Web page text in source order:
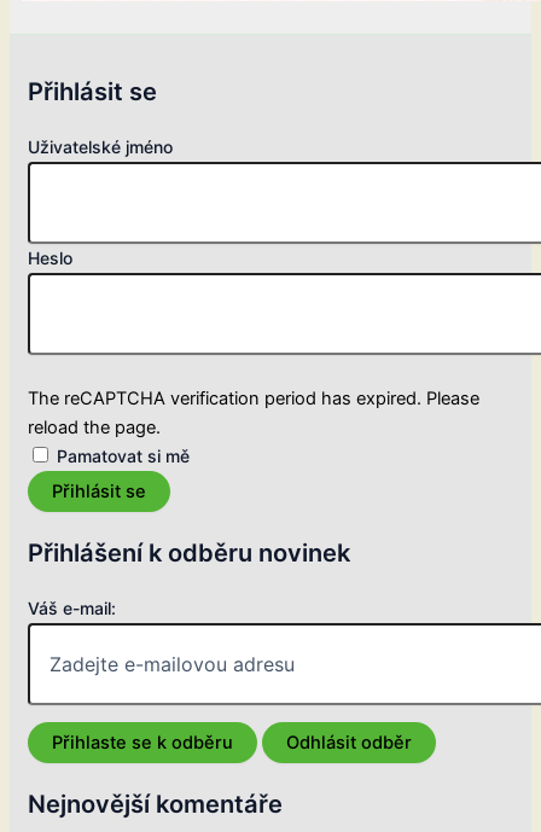
Přihlásit se
Uživatelské jméno
Heslo
The reCAPTCHA verification period has expired. Please
reload the page.
Pamatovat si mě
Přihlásit se
Přihlášení k odběru novinek
Váš e-mail:
Nejnovější komentáře